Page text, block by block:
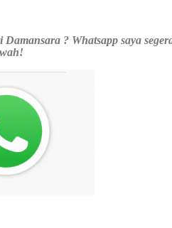
? Whatsapp saya